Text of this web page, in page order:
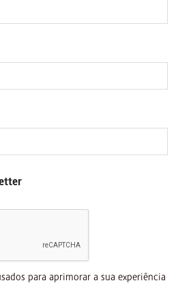
para aprimorar a sua experiência